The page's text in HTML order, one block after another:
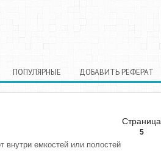
ПОПУЛЯРНЫЕ ДОБАВИТЬ РЕФЕРАТ
Страница
5
внутри емкостей или полостей